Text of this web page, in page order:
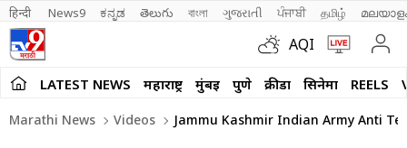
हिन्दी News9 ಕನ್ನಡ తెలుగు বাংলা ગુજરાતી ਪੰਜਾਬੀ தமிழ்
AQI
LATEST NEWS महाराष्ट्र मुंबई पुणे क्रीडा सिनेमा REELS
Marathi News Videos Jammu Kashmir Indian Army Anti